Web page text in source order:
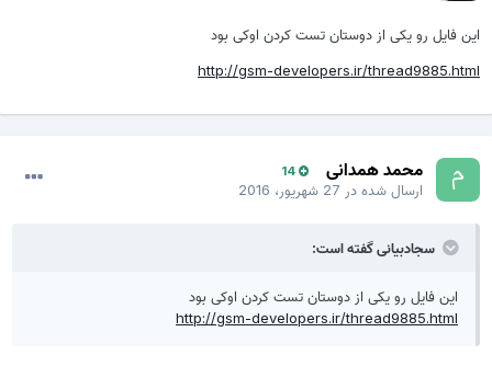
این فایل رو یکی از دوستان تست کردن اوکی بود
http://gsm-developers.ir/thread9885.html
محمد همدانی 14
ارسال شده در27 شهریور، 2016
سجادبیانی گفته است:
این فایل رو یکی از دوستان تست کردن اوکی بود
http://gsm-developers.ir/thread9885.html